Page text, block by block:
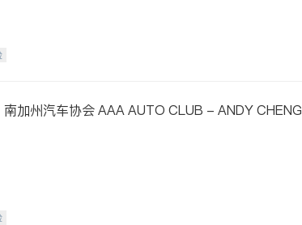
南加州汽车协会 AAA AUTO CLUB - ANDY CHENG